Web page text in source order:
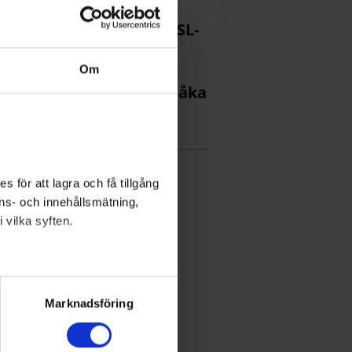
Om
för att lagra och få tillgång
och innehållsmätning,
vilka syften.
meter
Marknadsföring
Så många fler har köpt SL-
efter rabatten
är sista chansen att åka